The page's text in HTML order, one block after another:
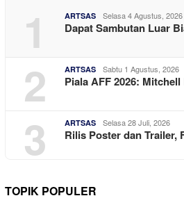
1 ARTSAS Selasa 4 Agustus, 2026
Dapat Sambutan Luar
2 ARTSAS Sabtu 1 Agustus, 2026
Piala AFF 2026:
3 ARTSAS Selasa 28 Juli, 2026
Rilis Poster dan Trailer,
TOPIK POPULER